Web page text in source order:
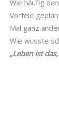
Wie häufig
Vorfeld
Mal ganz
Wie wusste
„Leben ist